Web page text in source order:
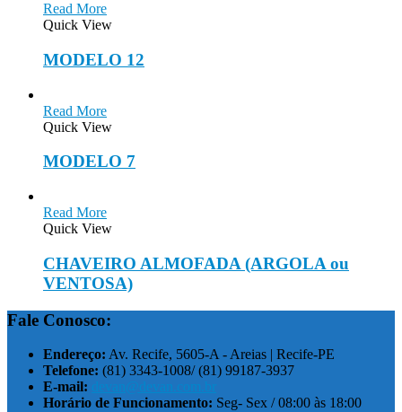
Read More
Quick View
MODELO 12
Read More
Quick View
MODELO 7
Read More
Quick View
CHAVEIRO ALMOFADA (ARGOLA ou
VENTOSA)
Fale Conosco:
Endereço: Av. Recife, 5605-A - Areias | Recife-PE
Telefone: (81) 3343-1008/ (81) 99187-3937
E-mail: devan@devan.com.br
Horário de Funcionamento: Seg- Sex / 08:00 às 18:00